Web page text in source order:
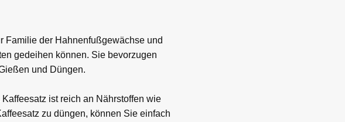
Familie der Hahnenfußgewächse und
gedeihen können. Sie bevorzugen
und Düngen.
Kaffeesatz ist reich an Nährstoffen wie
zu düngen, können Sie einfach